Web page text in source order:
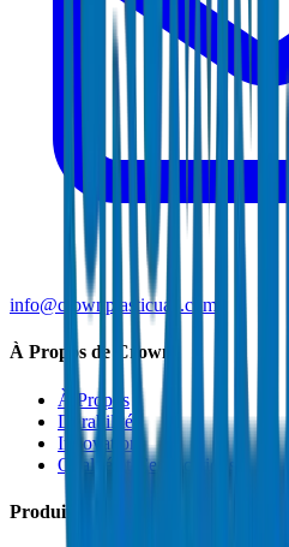
info@crownplasticuae.com
À Propos de Crown
À Propos
Durabilité
Innovation
Qualité et Certifications
Produits